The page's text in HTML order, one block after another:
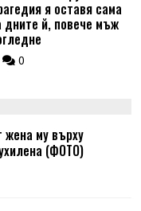
я оставя сама
дните й, повече мъж
0
жена му върху
(ФОТО)